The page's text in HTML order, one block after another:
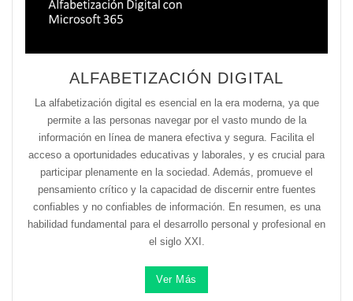
ALFABETIZACIÓN DIGITAL
La alfabetización digital es esencial en la era moderna, ya que
permite a las personas navegar por el vasto mundo de la
información en línea de manera efectiva y segura. Facilita el
acceso a oportunidades educativas y laborales, y es crucial para
participar plenamente en la sociedad. Además, promueve el
pensamiento crítico y la capacidad de discernir entre fuentes
confiables y no confiables de información. En resumen, es una
habilidad fundamental para el desarrollo personal y profesional en
el siglo XXI.
Ver Más